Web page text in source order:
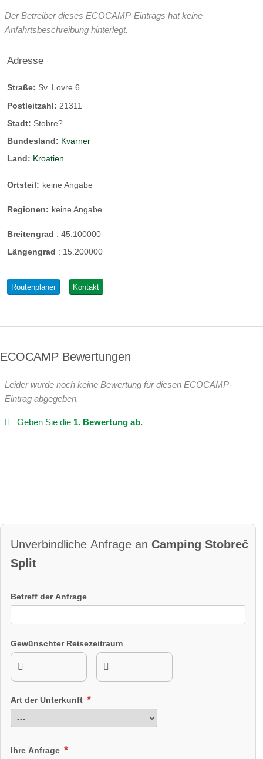
Der Betreiber dieses ECOCAMP-Eintrags hat keine
Anfahrtsbeschreibung hinterlegt.
Adresse
Straße: Sv. Lovre 6
Postleitzahl: 21311
Stadt: Stobre?
Bundesland: Kvarner
Land: Kroatien
Ortsteil: keine Angabe
Regionen: keine Angabe
Breitengrad : 45.100000
Längengrad : 15.200000
Routenplaner Kontakt
ECOCAMP Bewertungen
Leider wurde noch keine Bewertung für diesen ECOCAMP-
Eintrag abgegeben.
Geben Sie die 1. Bewertung ab.
Unverbindliche Anfrage an Camping Stobreč
Split
Betreff der Anfrage
Gewünschter Reisezeitraum
Art der Unterkunft
Ihre Anfrage